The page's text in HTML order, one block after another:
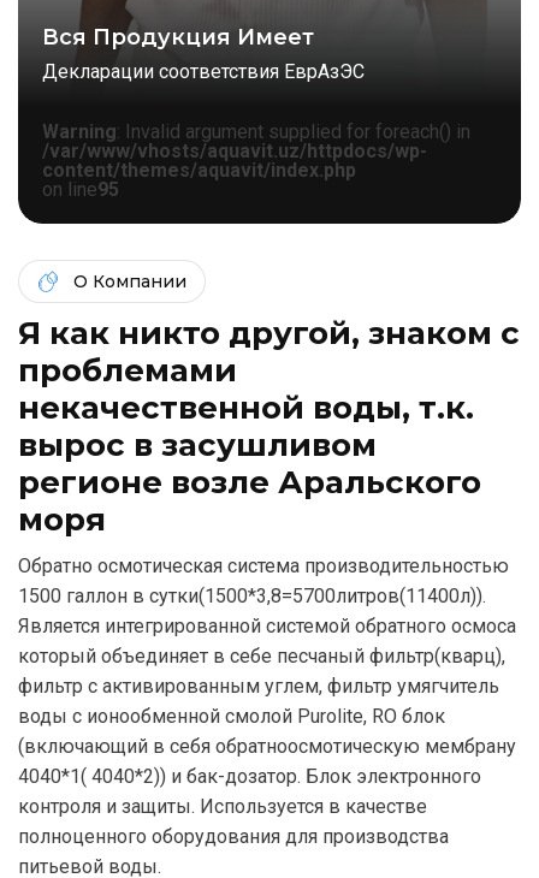
Вся Продукция Имеет
Декларации соответствия ЕврАзЭС
Warning: Invalid argument supplied for foreach() in
/var/www/vhosts/aquavit.uz/httpdocs/wp-
content/themes/aquavit/index.php
on line95
О Компании
Я как никто другой, знаком c
проблемами
некачественной воды, т.к.
вырос в засушливом
регионе возле Аральского
моря
Обратно осмотическая система производительностью
1500 галлон в сутки(1500*3,8=5700литров(11400л)).
Является интегрированной системой обратного осмоса
который объединяет в себе песчаный фильтр(кварц),
фильтр с активированным углем, фильтр умягчитель
воды с ионообменной смолой Purolite, RO блок
(включающий в себя обратноосмотическую мембрану
4040*1( 4040*2)) и бак-дозатор. Блок электронного
контроля и защиты. Используется в качестве
полноценного оборудования для производства
питьевой воды.